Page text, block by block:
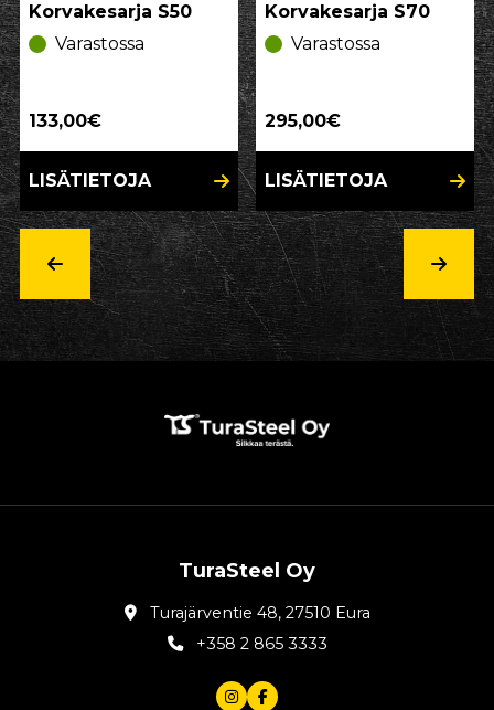
Korvakesarja S50
Varastossa
133,00€
LISÄTIETOJA
Korvakesarja S70
Varastossa
295,00€
LISÄTIETOJA
TuraSteel Oy
Turajärventie 48, 27510 Eura
+358 2 865 3333